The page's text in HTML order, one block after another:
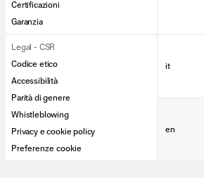
Certificazioni
Garanzia
Legal - CSR
Codice etico
Accessibilità
Parità di genere
Whistleblowing
Privacy e cookie policy
Preferenze cookie
it
en